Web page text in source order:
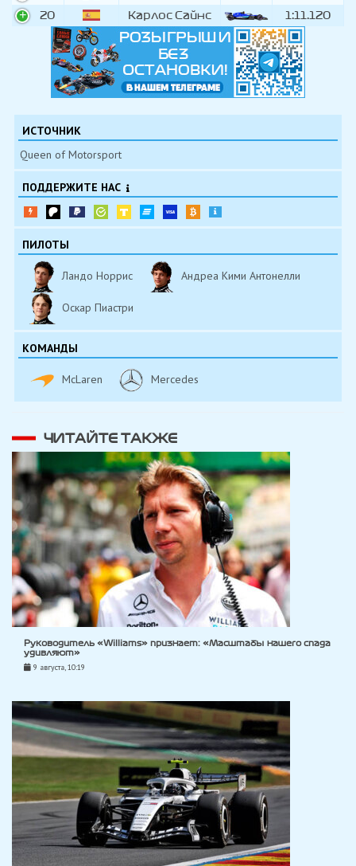
20 Карлос Сайнс 1:11.120
ИСТОЧНИК
Queen of Motorsport
ПОДДЕРЖИТЕ НАС
ПИЛОТЫ
Ландо Норрис Андреа Кими Антонелли
Оскар Пиастри
КОМАНДЫ
McLaren Mercedes
ЧИТАЙТЕ ТАКЖЕ
Руководитель «Williams» признает: «Масштабы нашего спада
удивляют»
9 августа, 10:19